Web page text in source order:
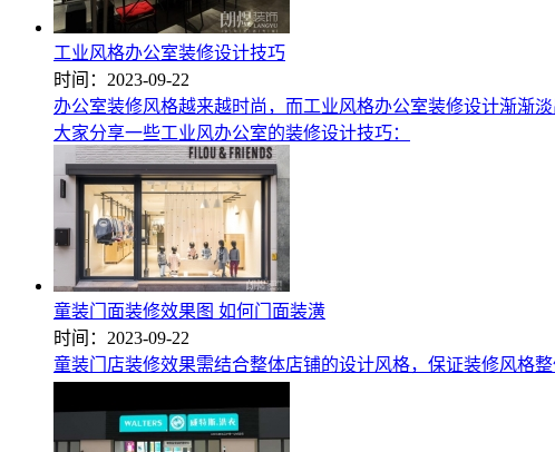
工业风格办公室装修设计技巧
时间：2023-09-22
办公室装修风格越来越时尚，而工业风格办公室装修设计渐渐
大家分享一些工业风办公室的装修设计技巧：
童装门面装修效果图 如何门面装潢
时间：2023-09-22
童装门店装修效果需结合整体店铺的设计风格，保证装修风格